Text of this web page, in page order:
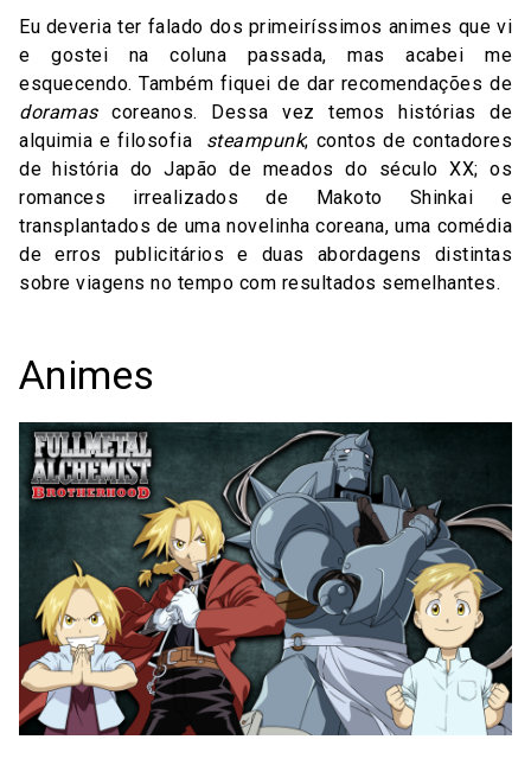
Eu deveria ter falado dos primeiríssimos animes que vi
e gostei na coluna passada, mas acabei me
esquecendo. Também fiquei de dar recomendações de
doramascoreanos. Dessa vez temos histórias de
alquimia e filosofia steampunk; contos de contadores
de história do Japão de meados do século XX; os
romances irrealizados de Makoto Shinkai e
transplantados de uma novelinha coreana, uma comédia
de erros publicitários e duas abordagens distintas
sobre viagens no tempo com resultados semelhantes.
Animes